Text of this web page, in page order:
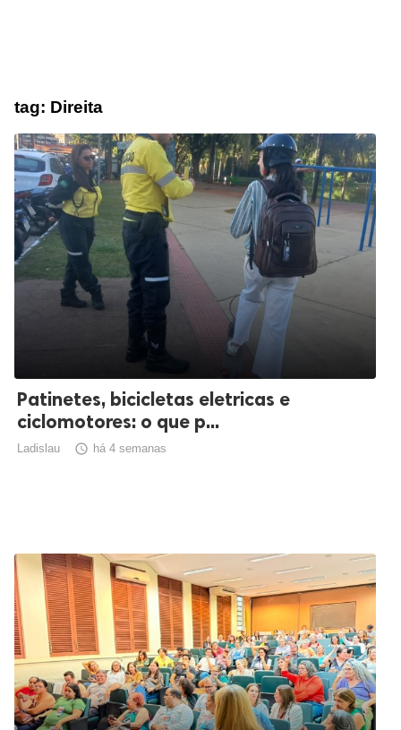
tag: Direita
Patinetes, bicicletas eletricas e
ciclomotores: o que p...
Ladislau  há 4 semanas